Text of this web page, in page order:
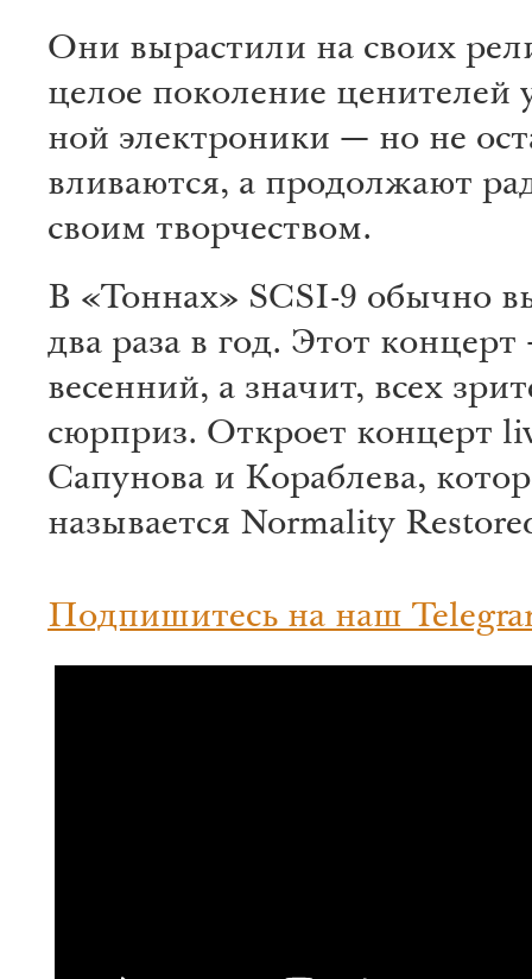
Они выра­стили на своих
целое по­ко­ление це­ни­телей
ной элект­ро­ни­ки — но не
вливаются, а продо­лжа­ют
своим тво­рчест­вом.
В «Тоннах» SCSI-9 обы­чно
два раза в год. Этот
весенний, а значит, всех
сюрприз. Откроет концерт
Сапунова и Кораблева,
называется Normality
Подпишитесь на наш